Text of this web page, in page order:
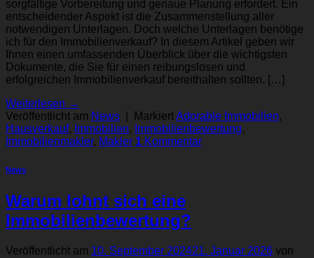
sorgfältige Vorbereitung und genaue Planung erfordert. Ein
entscheidender Aspekt ist die Zusammenstellung aller
notwendigen Unterlagen. Doch welche Unterlagen benötige
ich für den Immobilienverkauf? In diesem Artikel geben wir
Ihnen einen umfassenden Überblick über die wichtigsten
Dokumente, die Sie für einen reibungslosen und
erfolgreichen Immobilienverkauf bereithalten sollten. […]
Weiterlesen →
Veröffentlicht am News MarkiertAdorable Immobilien,
Hausverkauf, Immobilien, Immobilienbewertung,
Immobilienmakler, Makler 1 Kommentar
News
Warum lohnt sich eine
Immobilienbewertung?
Veröffentlicht am 10. September 202421. Januar 2026 von